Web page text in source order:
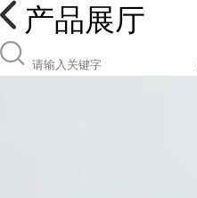
产品展厅